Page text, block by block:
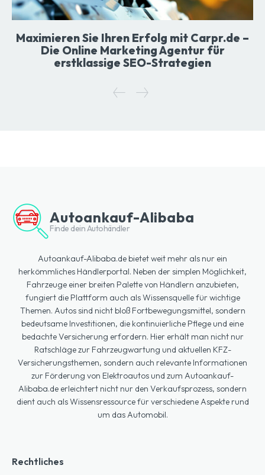
Maximieren Sie Ihren Erfolg mit Carpr.de –
Die Online Marketing Agentur für
erstklassige SEO-Strategien
Autoankauf-Alibaba
Finde dein Autohändler
Autoankauf-Alibaba.de bietet weit mehr als nur ein
herkömmliches Händlerportal. Neben der simplen Möglichkeit,
Fahrzeuge einer breiten Palette von Händlern anzubieten,
fungiert die Plattform auch als Wissensquelle für wichtige
Themen. Autos sind nicht bloß Fortbewegungsmittel, sondern
bedeutsame Investitionen, die kontinuierliche Pflege und eine
bedachte Versicherung erfordern. Hier erhält man nicht nur
Ratschläge zur Fahrzeugwartung und aktuellen KFZ-
Versicherungsthemen, sondern auch relevante Informationen
zur Förderung von Elektroautos und zum Autoankauf-
Alibaba.de erleichtert nicht nur den Verkaufsprozess, sondern
dient auch als Wissensressource für verschiedene Aspekte rund
um das Automobil.
Rechtliches